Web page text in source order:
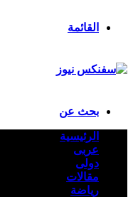
القائمة
بحث عن
الرئيسية
عربى
دولى
مقالات
رياضة